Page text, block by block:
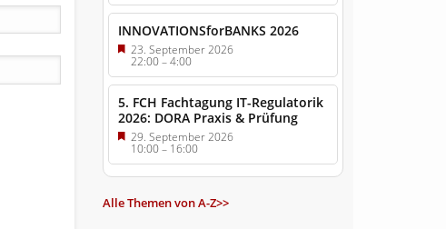
INNOVATIONSforBANKS 2026
23. September 2026
22:00–4:00
5. FCH Fachtagung IT-Regulatorik
2026: DORA Praxis & Prüfung
29. September 2026
10:00– 16:00
Alle Themen von A-Z>>